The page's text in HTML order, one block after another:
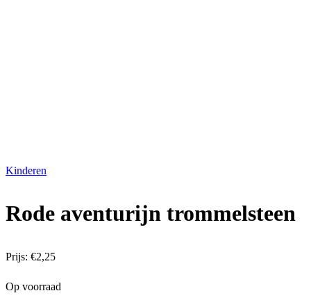
Kinderen
Rode aventurijn trommelsteen
Prijs: €2,25
Op voorraad